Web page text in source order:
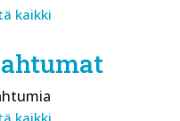
kaikki
kaikki